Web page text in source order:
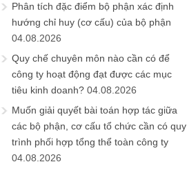
Phân tích đặc điểm bộ phận xác định
hướng chỉ huy (cơ cấu) của bộ phận
04.08.2026
Quy chế chuyên môn nào cần có để
công ty hoạt động đạt được các mục
tiêu kinh doanh? 04.08.2026
Muốn giải quyết bài toán hợp tác giữa
các bộ phận, cơ cấu tổ chức cần có quy
trình phối hợp tổng thể toàn công ty
04.08.2026